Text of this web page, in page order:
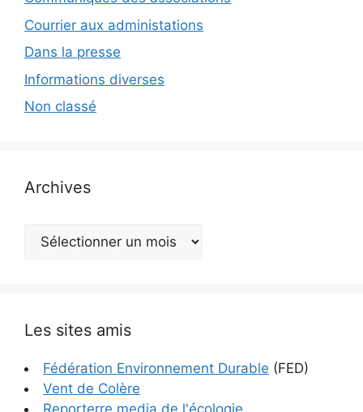
Courrier aux administations
Dans la presse
Informations diverses
Non classé
Archives
Archives
Les sites amis
Fédération Environnement Durable (FED)
Vent de Colère